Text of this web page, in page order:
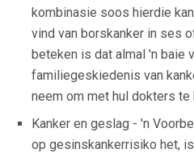
kombinasie soos hierdie
vind van borskanker in ses
beteken is dat almal 'n baie
familiegeskiedenis van
neem om met hul dokters te
Kanker en geslag - 'n
op gesinskankerrisiko het,